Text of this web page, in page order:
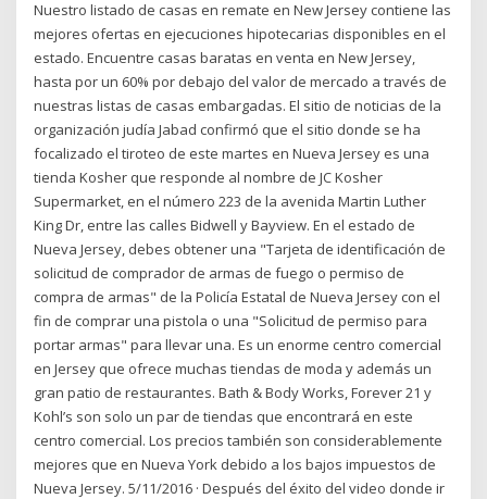
Nuestro listado de casas en remate en New Jersey contiene las
mejores ofertas en ejecuciones hipotecarias disponibles en el
estado. Encuentre casas baratas en venta en New Jersey,
hasta por un 60% por debajo del valor de mercado a través de
nuestras listas de casas embargadas. El sitio de noticias de la
organización judía Jabad confirmó que el sitio donde se ha
focalizado el tiroteo de este martes en Nueva Jersey es una
tienda Kosher que responde al nombre de JC Kosher
Supermarket, en el número 223 de la avenida Martin Luther
King Dr, entre las calles Bidwell y Bayview. En el estado de
Nueva Jersey, debes obtener una "Tarjeta de identificación de
solicitud de comprador de armas de fuego o permiso de
compra de armas" de la Policía Estatal de Nueva Jersey con el
fin de comprar una pistola o una "Solicitud de permiso para
portar armas" para llevar una. Es un enorme centro comercial
en Jersey que ofrece muchas tiendas de moda y además un
gran patio de restaurantes. Bath & Body Works, Forever 21 y
Kohl’s son solo un par de tiendas que encontrará en este
centro comercial. Los precios también son considerablemente
mejores que en Nueva York debido a los bajos impuestos de
Nueva Jersey. 5/11/2016 · Después del éxito del video donde ir